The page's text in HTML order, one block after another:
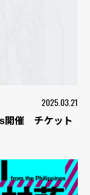
2025.03.21
開催 チケット